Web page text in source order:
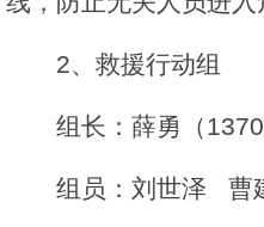
2、救援行动组
组长：薛勇（
组员：刘世泽 曹